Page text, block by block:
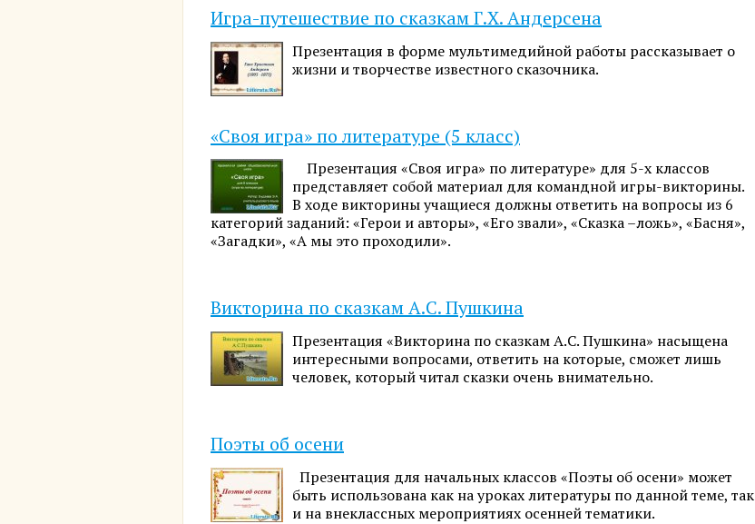
Игра-путешествие по сказкам Г.Х. Андерсена
Презентация в форме мультимедийной работы рассказывает о
жизни и творчестве известного сказочника.
«Своя игра» по литературе (5 класс)
Презентация «Своя игра» по литературе» для 5-х классов
представляет собой материал для командной игры-викторины.
В ходе викторины учащиеся должны ответить на вопросы из 6
категорий заданий: «Герои и авторы», «Его звали», «Сказка –ложь», «Басня»,
«Загадки», «А мы это проходили».
Викторина по сказкам А.С. Пушкина
Презентация «Викторина по сказкам А.С. Пушкина» насыщена
интересными вопросами, ответить на которые, сможет лишь
человек, который читал сказки очень внимательно.
Поэты об осени
Презентация для начальных классов «Поэты об осени» может
быть использована как на уроках литературы по данной теме, так
и на внеклассных мероприятиях осенней тематики.